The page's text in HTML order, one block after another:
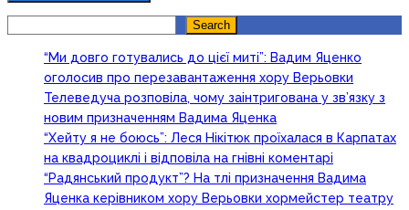
Search
“Ми довго готувались до цієї миті”: Вадим Яценко
оголосив про перезавантаження хору Верьовки
Телеведуча розповіла, чому заінтригована у зв’язку з
новим призначенням Вадима Яценка
“Хейту я не боюсь”: Леся Нікітюк проїхалася в Карпатах
на квадроциклі і відповіла на гнівні коментарі
“Радянський продукт”? На тлі призначення Вадима
Яценка керівником хору Верьовки хормейстер театру